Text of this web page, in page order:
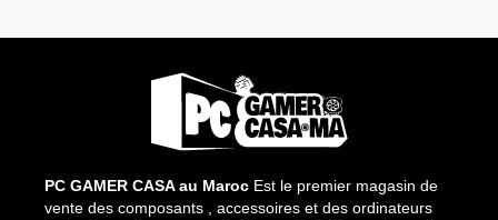
PC GAMER CASA au Maroc Est le premier magasin de
vente des composants , accessoires et des ordinateurs